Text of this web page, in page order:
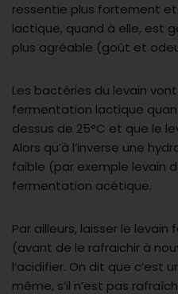
ressentie plus fortement et
lactique, quand à elle, est
plus agréable (goût et
Les bactéries du levain
fermentation lactique
dessus de 25°C et que le
Alors qu’à l’inverse une
faible (par exemple levain
fermentation acétique.
Par ailleurs, laisser le
(avant de le rafraichir à
l’acidifier. On dit que c’est
même, s’il n’est pas